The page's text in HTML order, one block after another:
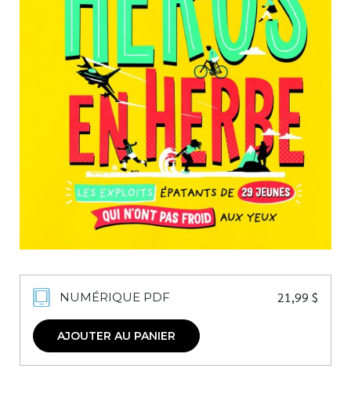
Nouveautés
Livres audio
Meilleurs vendeurs
Page vedette
AUTEURS
À PROPOS
NUMÉRIQUE PDF 21,99 $
AJOUTER AU PANIER